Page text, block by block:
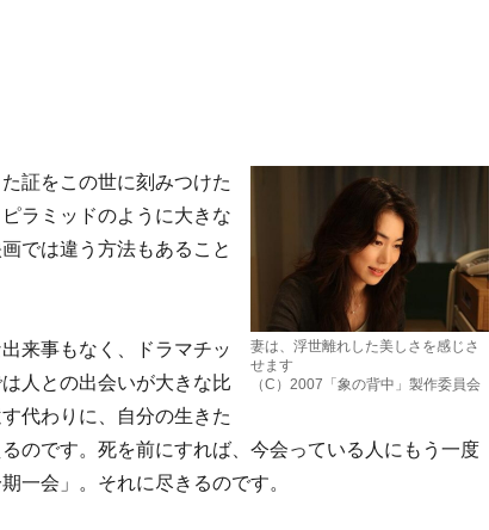
妻は、浮世離れした美しさを感じさ
せます
（C）2007「象の背中」製作委員会
証をこの世に刻みつけた
ラミッドのように大きな
では違う方法もあること
来事もなく、ドラマチッ
人との出会いが大きな比
代わりに、自分の生きた
のです。死を前にすれば、今会っている人にもう一度
一会」。それに尽きるのです。